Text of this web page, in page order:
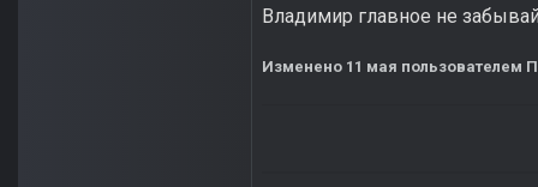
Владимир главное не
Изменено 11 мая пользователем